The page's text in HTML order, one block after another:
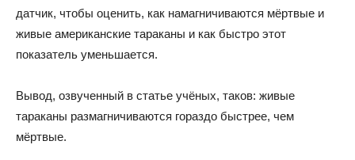
датчик, чтобы оценить, как намагничиваются мёртвые и
живые американские тараканы и как быстро этот
показатель уменьшается.
Вывод, озвученный в статье учёных, таков: живые
тараканы размагничиваются гораздо быстрее, чем
мёртвые.